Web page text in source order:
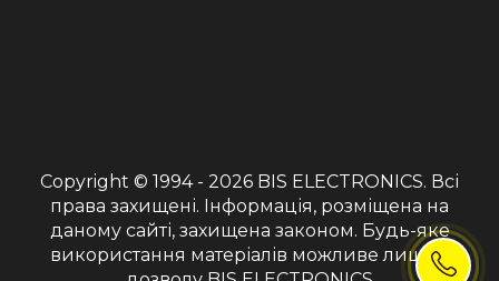
Copyright © 1994 - 2026 BIS ELECTRONICS. Всі
права захищені. Інформація, розміщена на
даному сайті, захищена законом. Будь-яке
використання матеріалів можливе лише з